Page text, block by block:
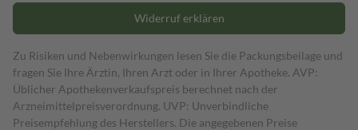
Widerruf erklären
Zu Risiken und Nebenwirkungen lesen Sie die Packungsbeilage und
fragen Sie Ihre Ärztin, Ihren Arzt oder in Ihrer Apotheke. AVP:
Üblicher Apothekenverkaufspreis berechnet nach der
Arzneimittelpreisverordnung. UVP: Unverbindliche
Preisempfehlung des Herstellers. Die angegebenen Preise